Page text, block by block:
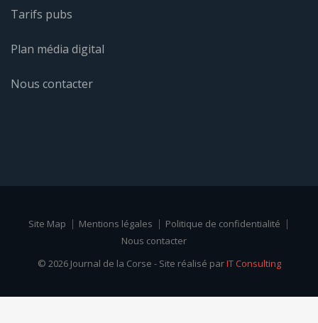
Tarifs pubs
Plan média digital
Nous contacter
Site Map Mentions légales
Politique de confidentialité
Nous contacter
© 2026 Journal de la Corse - Site réalisé parIT Consulting